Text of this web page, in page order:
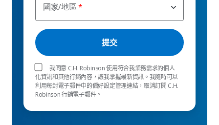
國家/地區
我同意 C.H. Robinson 使用符合我業務需求的個人
化資訊和其他行銷內容，讓我掌握最新資訊。我隨時可以
利用每封電子郵件中的偏好設定管理連結，取消訂閱 C.H.
Robinson 行銷電子郵件。